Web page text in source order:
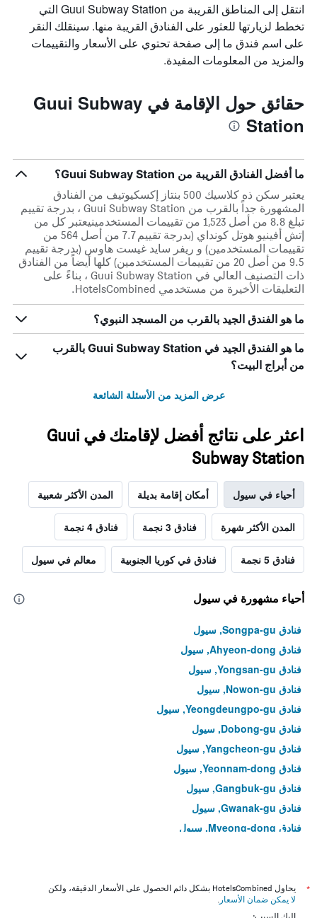
انتقل إلى المناطق القريبة من Guui Subway Station التي
تخطط لزيارتها للعثور على الفنادق القريبة منها. سينقلك النقر
على اسم فندق ما إلى صفحة تحتوي على الأسعار والتقييمات
والمزيد من المعلومات المفيدة.
حقائق حول الإقامة في Guui Subway
Station
ما أفضل الفنادق القريبة من Guui Subway Station؟
يعتبر سكن ذه كلاسيك 500 بنتاز إكسكيوتيف من الفنادق
المشهورة جداً بالقرب من Guui Subway Station ، بدرجة تقييم
تبلغ 8.8 من أصل 1,523 من تقييمات المستخدمينيعتبر كل من
إتش أفينيو هوتل كونداي (بدرجة تقييم 7.7 من أصل 564 من
تقييمات المستخدمين) و ريفر سايد غيست هاوس (بدرجة تقييم
9.5 من أصل 20 من تقييمات المستخدمين) كلها أيضاً من الفنادق
ذات التصنيف العالي في Guui Subway Station ، بناءً على
التعليقات الأخيرة من مستخدمي HotelsCombined.
ما هو الفندق الجيد بالقرب من المسجد النبوي؟
ما هو الفندق الجيد في Guui Subway Station بالقرب
من أبراج البيت؟
عرض المزيد من الأسئلة الشائعة
اعثر على نتائج أفضل لإقامتك في Guui
Subway Station
أحياء في سيول أمكان إقامة بديلة المدن الأكثر شعبية
المدن الأكثر شهرة فنادق 3 نجمة فنادق 4 نجمة
فنادق 5 نجمة فنادق في كوريا الجنوبية معالم في سيول
أحياء مشهورة في سيول
فنادق Songpa-gu, سيول
فنادق Ahyeon-dong, سيول
فنادق Yongsan-gu, سيول
فنادق Nowon-gu, سيول
فنادق Yeongdeungpo-gu, سيول
فنادق Dobong-gu, سيول
فنادق Yangcheon-gu, سيول
فنادق Yeonnam-dong, سيول
فنادق Gangbuk-gu, سيول
فنادق Gwanak-gu, سيول
فنادق Myeong-dong, سيول
فنادق Bangi-dong, سيول
فنادق Gwangjin-gu, سيول
*
يحاول HotelsCombined بشكل دائم الحصول على الأسعار الدقيقة، ولكن
لا يمكن ضمان الأسعار .